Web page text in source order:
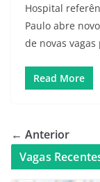
Hospital
Paulo abre
de novas
Read More
← Anterior
Vagas